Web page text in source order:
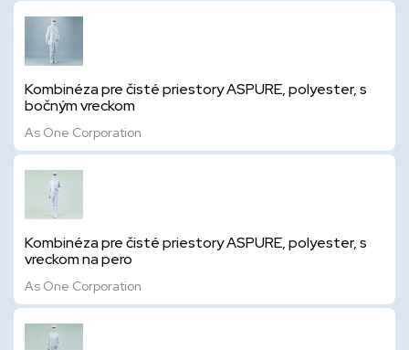
Kombinéza pre čisté priestory ASPURE, polyester, s
bočným vreckom
As One Corporation
Kombinéza pre čisté priestory ASPURE, polyester, s
vreckom na pero
As One Corporation